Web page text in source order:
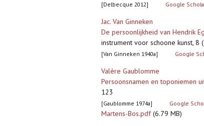
[Delbecque 2012] Google
Jac. Van Ginneken
De persoonlijkheid van Hendrik
instrument voor schoone kunst, 8
[Van Ginneken 1940a] Google
Valère Gaublomme
Persoonsnamen en toponiemen
123
[Gaublomme 1974a] Google
Martens-Bos.pdf(6.79 MB)